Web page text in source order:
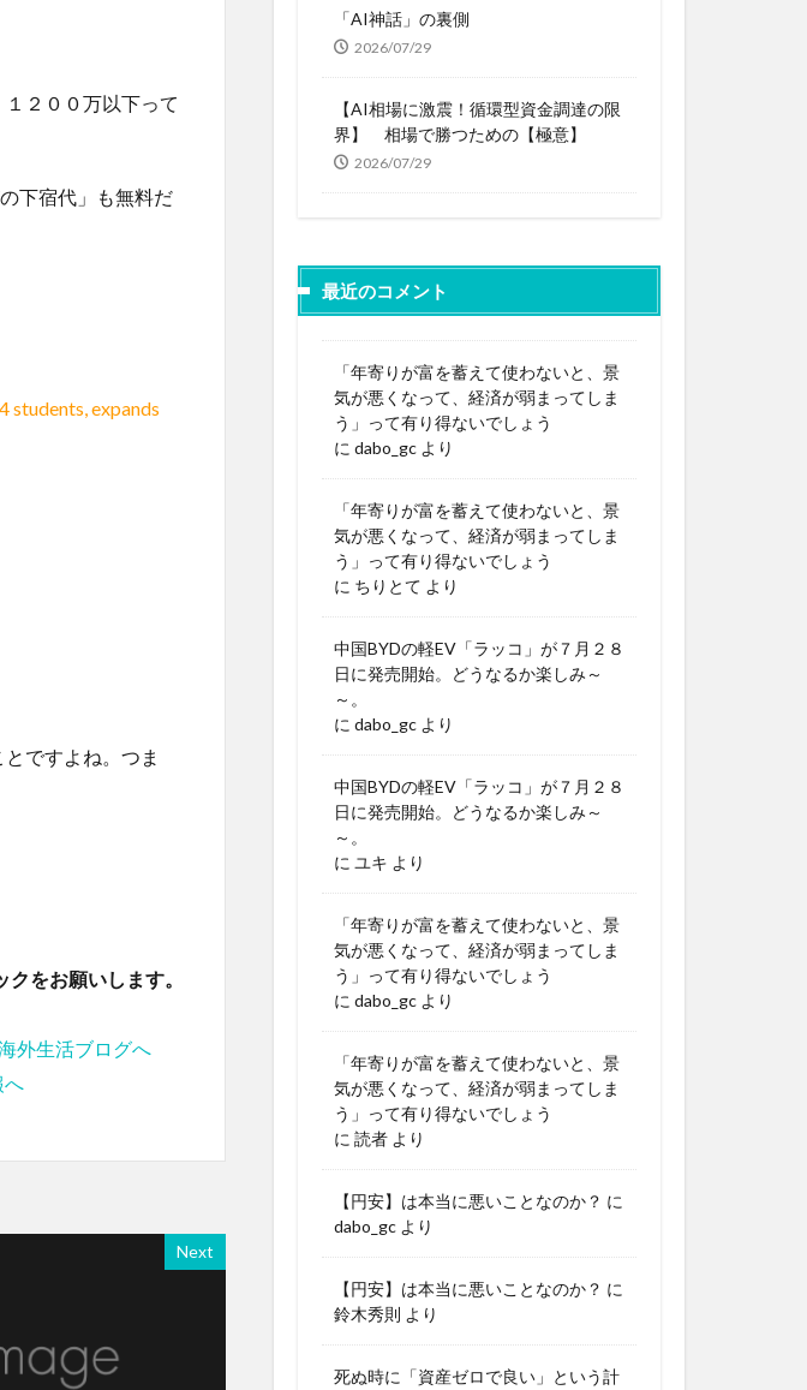
２００万以下って
下宿代」も無料だ
students, expands
ですよね。つま
をお願いします。
Next
「AI神話」の裏側
2026/07/29
【AI相場に激震！循環型資金調達の限
界】 相場で勝つための【極意】
2026/07/29
最近のコメント
「年寄りが富を蓄えて使わないと、景
気が悪くなって、経済が弱まってしま
う」って有り得ないでしょう
に dabo_gc より
「年寄りが富を蓄えて使わないと、景
気が悪くなって、経済が弱まってしま
う」って有り得ないでしょう
に ちりとて より
中国BYDの軽EV「ラッコ」が７月２８
日に発売開始。どうなるか楽しみ～
～。
に dabo_gc より
中国BYDの軽EV「ラッコ」が７月２８
日に発売開始。どうなるか楽しみ～
～。
に ユキ より
「年寄りが富を蓄えて使わないと、景
気が悪くなって、経済が弱まってしま
う」って有り得ないでしょう
に dabo_gc より
「年寄りが富を蓄えて使わないと、景
気が悪くなって、経済が弱まってしま
う」って有り得ないでしょう
に 読者 より
【円安】は本当に悪いことなのか？ に
dabo_gc より
【円安】は本当に悪いことなのか？ に
鈴木秀則 より
死ぬ時に「資産ゼロで良い」という計